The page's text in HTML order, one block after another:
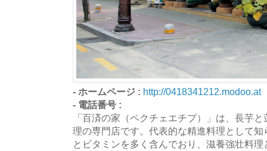
- ホームページ : http://0418341212.modoo.at
- 電話番号 :
「百済の家（ペクチェエチプ）」は、長芋
理の専門店です。代表的な精進料理として
とビタミンを多く含んでおり、滋養強壮料